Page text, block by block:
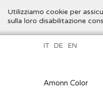
Utilizziamo cookie per
sulla loro disabilitazione
Amonn Color
IT DE EN